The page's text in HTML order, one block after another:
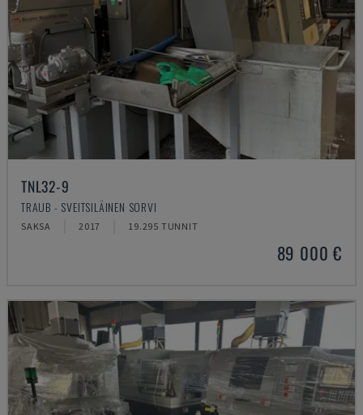
TNL32-9
TRAUB - SVEITSILÄINEN SORVI
SAKSA 2017 19.295 TUNNIT
89 000 €